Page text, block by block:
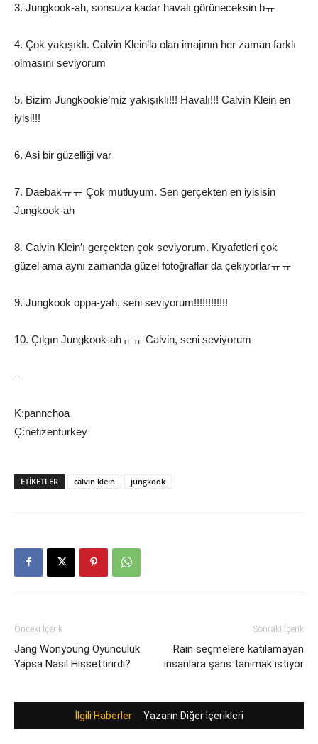
3. Jungkook-ah, sonsuza kadar havalı görüneceksin bㅠ
4. Çok yakışıklı. Calvin Klein’la olan imajının her zaman farklı
olmasını seviyorum
5. Bizim Jungkookie’miz yakışıklı!!! Havalı!!! Calvin Klein en
iyisi!!!
6. Asi bir güzelliği var
7. Daebakㅠㅠ Çok mutluyum. Sen gerçekten en iyisisin
Jungkook-ah
8. Calvin Klein’ı gerçekten çok seviyorum. Kıyafetleri çok
güzel ama aynı zamanda güzel fotoğraflar da çekiyorlarㅠㅠ
9. Jungkook oppa-yah, seni seviyorum!!!!!!!!!!!!
10. Çılgın Jungkook-ahㅠㅠ Calvin, seni seviyorum
–
K:pannchoa
Ç:netizenturkey
ETIKETLER calvin klein jungkook
Önceki İçerik
Jang Wonyoung Oyunculuk
Yapsa Nasıl Hissettirirdi?
Sonraki İçerik
Rain seçmelere katılamayan
insanlara şans tanımak istiyor
İlgili Haberler Yazarın Diğer İçerikleri